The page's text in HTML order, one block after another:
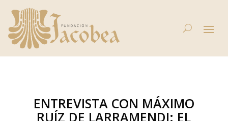
ENTREVISTA CON MÁXIMO
RUÍZ DE LARRAMENDI: EL